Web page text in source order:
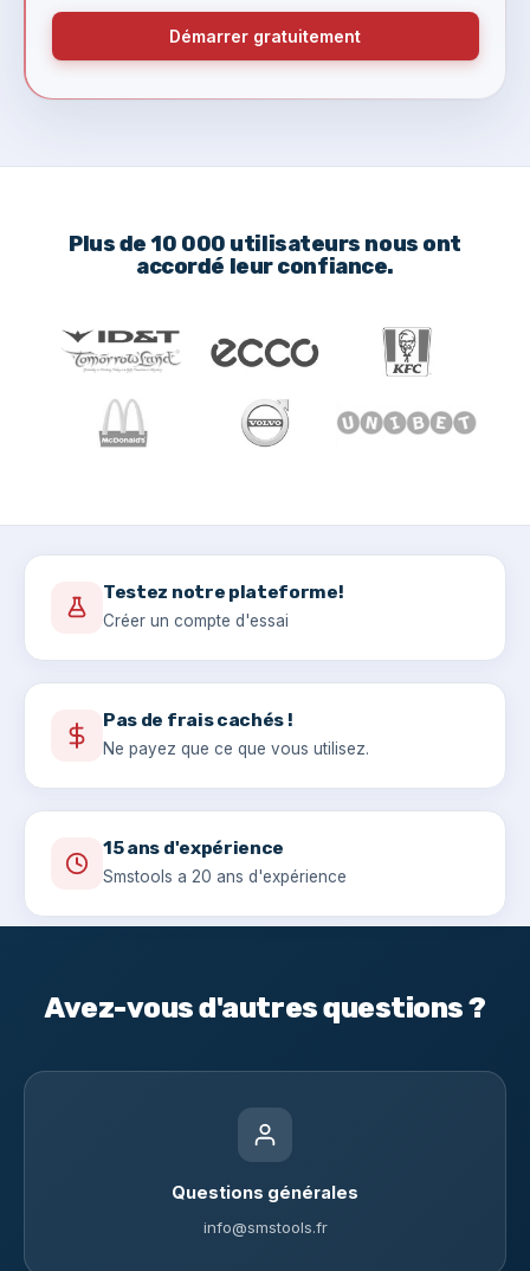
Plus de 10 000 utilisateurs nous ont
accordé leur confiance.
Testez notre plateforme!
Créer un compte d'essai
Pas de frais cachés !
Ne payez que ce que vous utilisez.
15 ans d'expérience
Smstools a 20 ans d'expérience
Démarrer gratuitement
Avez-vous d'autres questions ?
Questions générales
info@smstools.fr